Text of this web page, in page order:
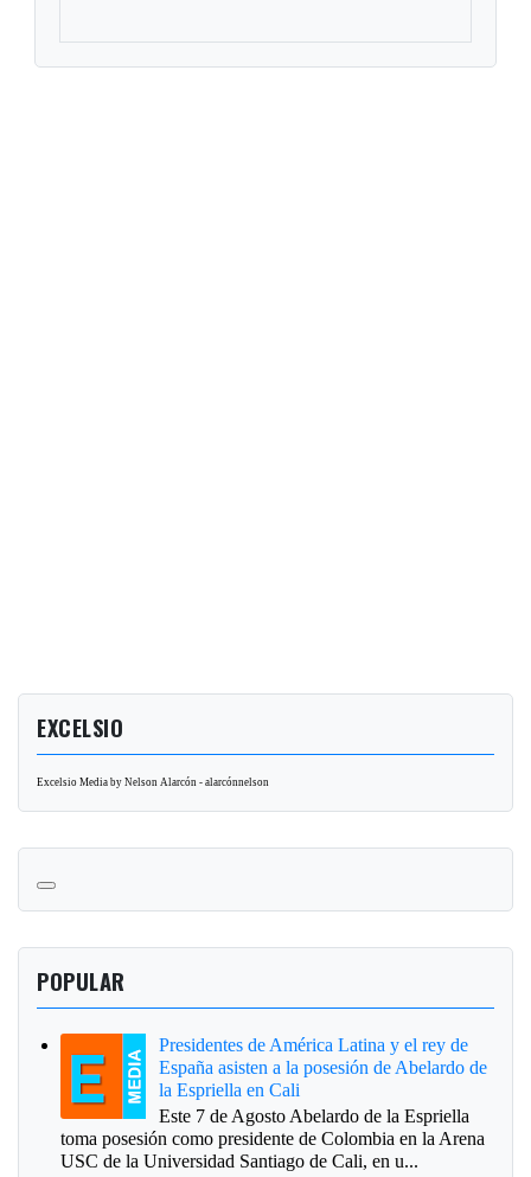
EXCELSIO
Excelsio Media by Nelson Alarcón - alarcónnelson
POPULAR
Presidentes de América Latina y el rey de
España asisten a la posesión de Abelardo de
la Espriella en Cali
Este 7 de Agosto Abelardo de la Espriella
toma posesión como presidente de Colombia en la Arena
USC de la Universidad Santiago de Cali, en u...